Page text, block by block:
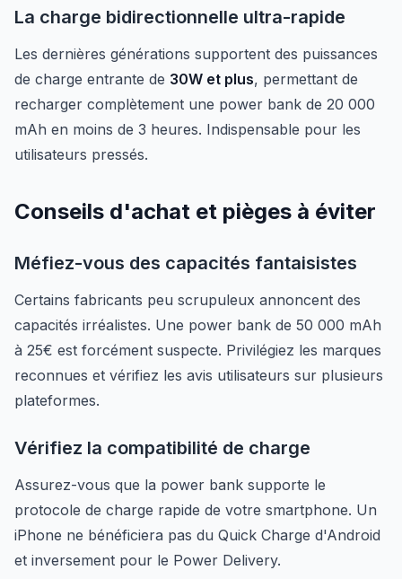
La charge bidirectionnelle ultra-rapide
Les dernières générations supportent des puissances
de charge entrante de 30W et plus, permettant de
recharger complètement une power bank de 20 000
mAh en moins de 3 heures. Indispensable pour les
utilisateurs pressés.
Conseils d'achat et pièges à éviter
Méfiez-vous des capacités fantaisistes
Certains fabricants peu scrupuleux annoncent des
capacités irréalistes. Une power bank de 50 000 mAh
à 25€ est forcément suspecte. Privilégiez les marques
reconnues et vérifiez les avis utilisateurs sur plusieurs
plateformes.
Vérifiez la compatibilité de charge
Assurez-vous que la power bank supporte le
protocole de charge rapide de votre smartphone. Un
iPhone ne bénéficiera pas du Quick Charge d'Android
et inversement pour le Power Delivery.